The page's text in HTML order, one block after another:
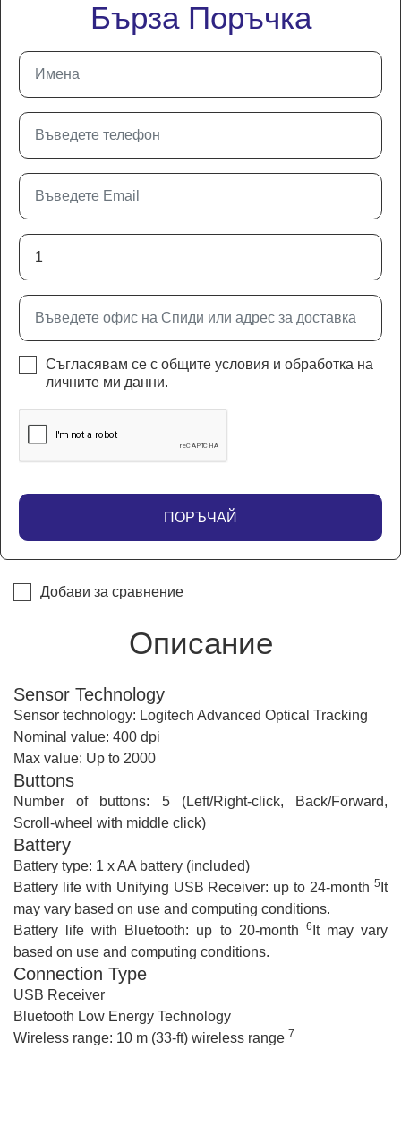
Бърза Поръчка
Съгласявам се с общите условия и обработка на
личните ми данни.
ПОРЪЧАЙ
Добави за сравнение
Описание
Sensor Technology
Sensor technology: Logitech Advanced Optical Tracking
Nominal value: 400 dpi
Max value: Up to 2000
Buttons
Number of buttons: 5 (Left/Right-click, Back/Forward,
Scroll-wheel with middle click)
Battery
Battery type: 1 x AA battery (included)
Battery life with Unifying USB Receiver: up to 24-month 5 It
may vary based on use and computing conditions.
Battery life with Bluetooth: up to 20-month
6 It may vary
based on use and computing conditions.
Connection Type
USB Receiver
Bluetooth Low Energy Technology
Wireless range: 10 m (33-ft) wireless range 7